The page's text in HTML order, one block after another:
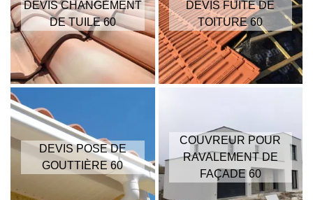
DEVIS CHANGEMENT
DE TUILE 60
DEVIS FUITE DE
TOITURE 60
DEVIS POSE DE
GOUTTIÈRE 60
COUVREUR POUR
RAVALEMENT DE
FAÇADE 60